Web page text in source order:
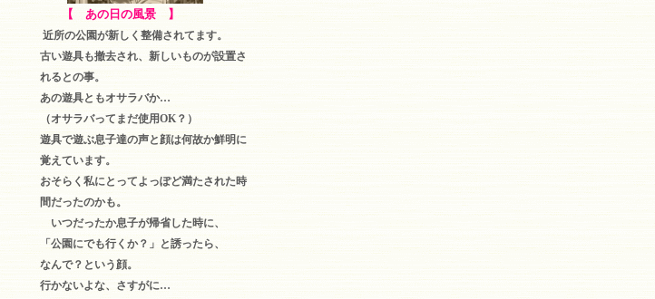
【 あの日の風景 】
近所の公園が新しく整備されてます。
古い遊具も撤去され、新しいものが設置さ
れるとの事。
あの遊具ともオサラバか…
（オサラバってまだ使用OK？）
遊具で遊ぶ息子達の声と顔は何故か鮮明に
覚えています。
おそらく私にとってよっぽど満たされた時
間だったのかも。
いつだったか息子が帰省した時に、
「公園にでも行くか？」と誘ったら、
なんで？という顔。
行かないよな、さすがに…